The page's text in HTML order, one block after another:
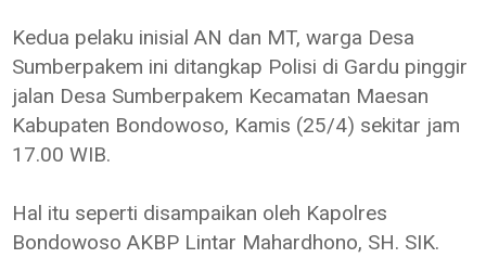
Kedua pelaku inisial AN dan MT, warga Desa
Sumberpakem ini ditangkap Polisi di Gardu pinggir
jalan Desa Sumberpakem Kecamatan Maesan
Kabupaten Bondowoso, Kamis (25/4) sekitar jam
17.00 WIB.
Hal itu seperti disampaikan oleh Kapolres
Bondowoso AKBP Lintar Mahardhono, SH. SIK.